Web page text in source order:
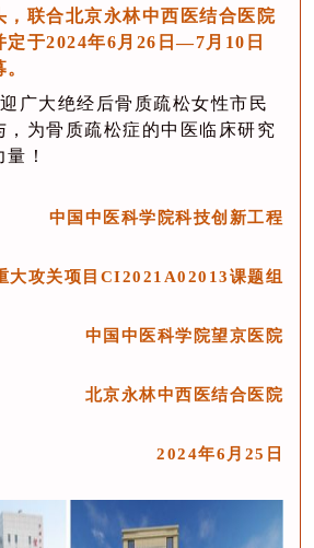
，联合北京永林中西医结合医院
定于2024年6月26日—7月10日
广大绝经后骨质疏松女性市民
，为骨质疏松症的中医临床研究
！
中国中医科学院科技创新工程
大攻关项目 CI2021A02013课题组
中国中医科学院望京医院
北京永林中西医结合医院
2024年6月25日